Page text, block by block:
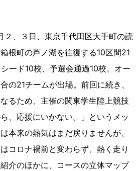
、３日、東京千代田区大手町の読
根町の芦ノ湖を往復する10区間21
ード10校、予選会通過10校、オー
の21チームが出場。前回に続き、
るため、主催の関東学生陸上競技
、応援にいかない。」というメッ
本来の熱気はまだ戻りませんが、
コロナ禍前と変わらず、熱く走り
介のほかに、コースの立体マップ